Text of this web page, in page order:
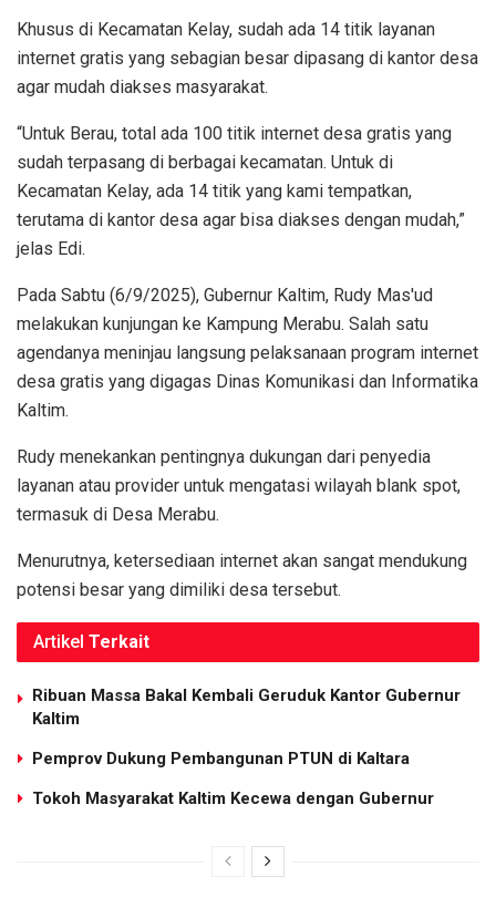
Khusus di Kecamatan Kelay, sudah ada 14 titik layanan
internet gratis yang sebagian besar dipasang di kantor desa
agar mudah diakses masyarakat.
“Untuk Berau, total ada 100 titik internet desa gratis yang
sudah terpasang di berbagai kecamatan. Untuk di
Kecamatan Kelay, ada 14 titik yang kami tempatkan,
terutama di kantor desa agar bisa diakses dengan mudah,”
jelas Edi.
Pada Sabtu (6/9/2025), Gubernur Kaltim, Rudy Mas'ud
melakukan kunjungan ke Kampung Merabu. Salah satu
agendanya meninjau langsung pelaksanaan program internet
desa gratis yang digagas Dinas Komunikasi dan Informatika
Kaltim.
Rudy menekankan pentingnya dukungan dari penyedia
layanan atau provider untuk mengatasi wilayah blank spot,
termasuk di Desa Merabu.
Menurutnya, ketersediaan internet akan sangat mendukung
potensi besar yang dimiliki desa tersebut.
Artikel Terkait
Ribuan Massa Bakal Kembali Geruduk Kantor Gubernur
Kaltim
Pemprov Dukung Pembangunan PTUN di Kaltara
Tokoh Masyarakat Kaltim Kecewa dengan Gubernur